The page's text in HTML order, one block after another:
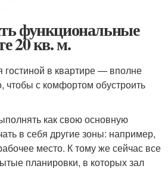
функциональные
20 кв. м.
в квартире — вполне
чтобы с комфортом обустроить
как свою основную
в себя другие зоны: например,
место. К тому же сейчас все
планировки, в которых зал